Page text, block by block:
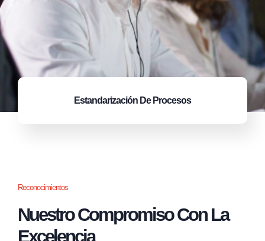
Estandarización De Procesos
Reconocimientos
Nuestro Compromiso Con La
Excelencia